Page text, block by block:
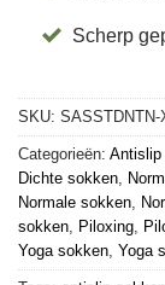
Scherp
SKU: SASSTDNTN-
Categorieën:
Dichte sokken
Normale sokken
sokken Piloxing
Yoga sokken Yoga